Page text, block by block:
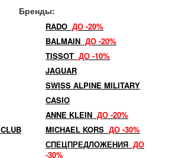
Бренды:
RADO ДО -20%
BALMAIN ДО -20%
TISSOT ДО -10%
JAGUAR
SWISS ALPINE MILITARY
CASIO
ANNE KLEIN ДО -20%
MICHAEL KORS ДО -30%
СПЕЦПРЕДЛОЖЕНИЯ ДО
-30%